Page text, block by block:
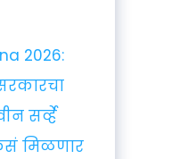
2026:
सर्व्हे
मिळणार